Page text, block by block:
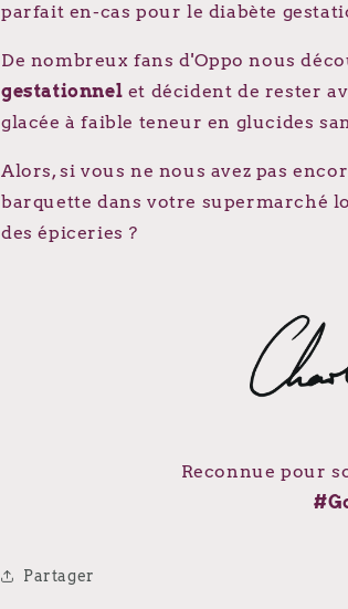
parfait en-cas pour le diabète
De nombreux fans d'Oppo nous
gestationnel et décident de rester
glacée à faible teneur en glucides
Alors, si vous ne nous avez pas
barquette dans votre supermarché
des épiceries ?
Reconnue pour
Partager